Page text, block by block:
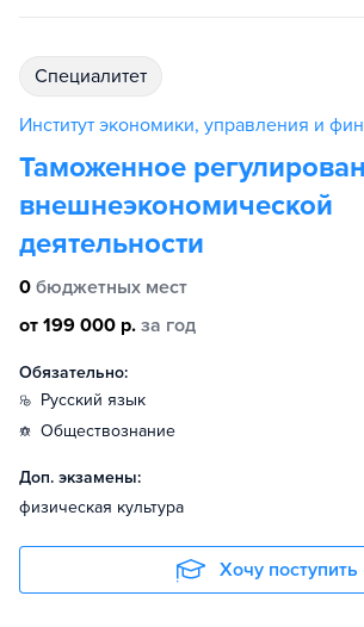
специалитет
Институт экономики, управления и
Таможенное
внешнеэкономической
деятельности
0 бюджетных мест
от 199 000 р. за год
Обязательно:
русский язык
обществознание
Доп. экзамены:
физическая культура
Хочу поступить